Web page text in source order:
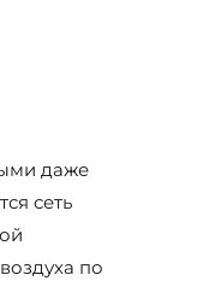
даже
сеть
по